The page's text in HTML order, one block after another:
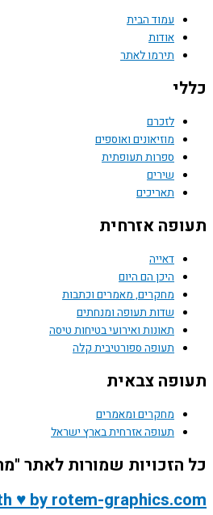
עמוד הבית
אודות
תירמו לאתר
כללי
לזכרם
מוזיאונים ואוספים
ספרות תעופתית
שירים
תאריכים
תעופה אזרחית
דאייה
היכן הם היום
מחקרים, מאמרים וכתבות
שדות תעופה ומנחתים
תאונות ואירועי בטיחות טיסה
תעופה ספורטיבית קלה
תעופה צבאית
מחקרים ומאמרים
תעופה אזרחית בארץ ישראל
כל הזכויות שמורות לאתר
♥ by rotem-graphics.com